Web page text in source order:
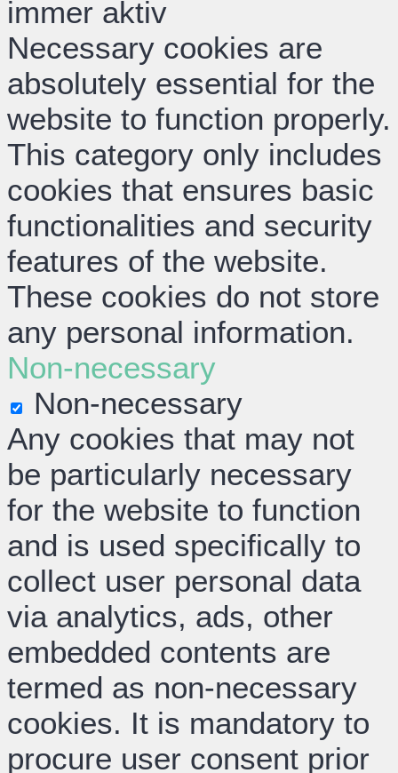
immer aktiv
Necessary cookies are
absolutely essential for the
website to function properly.
This category only includes
cookies that ensures basic
functionalities and security
features of the website.
These cookies do not store
any personal information.
Non-necessary
Non-necessary
Any cookies that may not
be particularly necessary
for the website to function
and is used specifically to
collect user personal data
via analytics, ads, other
embedded contents are
termed as non-necessary
cookies. It is mandatory to
procure user consent prior